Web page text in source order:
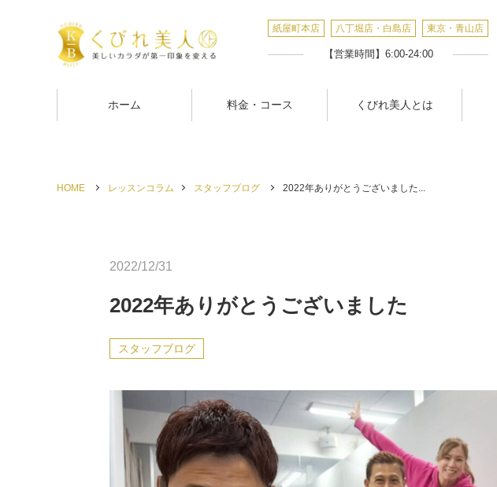
紙屋町本店 八丁堀店・白島店 東京・青山店
【営業時間】6:00-24:00
ホーム 料金・コース くびれ美人とは
HOME レッスンコラム スタッフブログ 2022年ありがとうございました...
2022/12/31
2022年ありがとうございました
スタッフブログ